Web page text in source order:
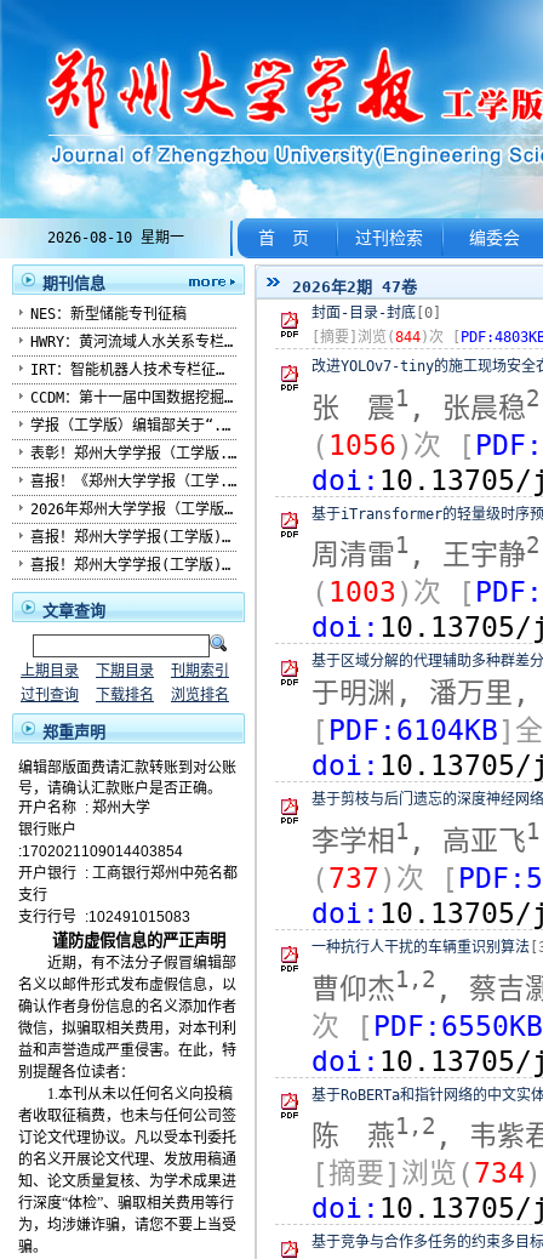
2026-08-10 星期一 首 页 过刊检索 编委会
2026年2期 47卷
封面-目录-封底 [0]
[摘要]浏览(844)次
改进YOLOv7-tiny的施工现场安全
张 震1 , 张晨稳2
( 1056)次 [
doi:
基于iTransformer的轻量级时序
周清雷1 , 王宇静2
( 1003 )次 [
doi:
基于区域分解的代理辅助多种群差
于明渊, 潘万
[ PDF:6104KB]
doi:
基于剪枝与后门遗忘的深度神经网
李学相 1 , 高亚飞1
(737)次 [
doi:
一种抗行人干扰的车辆重识别算法
曹仰杰1,2 , 蔡吉
次
[ PDF:6550KB
doi:
基于RoBERTa和指针网络的中文实
陈 燕1,2 , 韦紫
[摘要]浏览(734
doi:
基于竞争与合作多任务的约束多目
期刊信息
NES：新型储能专刊征稿
HWRY：黄河流域人水关系专栏...
IRT：智能机器人技术专栏征稿...
CCDM：第十一届中国数据挖掘...
学报（工学版）编辑部关于“...
表彰！郑州大学学报（工学版...
喜报！《郑州大学学报（工学...
2026年郑州大学学报（工学版...
喜报！郑州大学学报(工学版)...
喜报！郑州大学学报(工学版)...
文章查询
上期目录 下期目录
刊期索引
过刊查询
下载排名 浏览排名
郑重声明
编辑部版面费请汇款转账到对公账
号，请确认汇款账户是否正确。
开户名称 : 郑州大学
银行账户
:1702021109014403854
开户银行 : 工商银行郑州中苑名都
支行
支行行号 :102491015083
谨防虚假信息的严正声明
近期，有不法分子假冒编辑部
名义以邮件形式发布虚假信息，以
确认作者身份信息的名义添加作者
微信，拟骗取相关费用，对本刊利
益和声誉造成严重侵害。在此，特
别提醒各位读者：
1.本刊从未以任何名义向投稿
者收取征稿费，也未与任何公司签
订论文代理协议。凡以受本刊委托
的名义开展论文代理、发放用稿通
知、论文质量复核、为学术成果进
行深度“体检”、骗取相关费用等行
为，均涉嫌诈骗，请您不要上当受
骗。